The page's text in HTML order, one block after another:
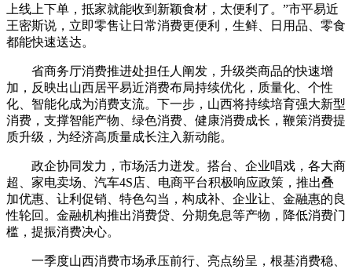
上线上下单，抵家就能收到新颖食材，太便利了。”市平易近
王密斯说，立即零售让日常消费更便利，生鲜、日用品、零食
都能快速送达。
省商务厅消费推进处担任人阐发，升级类商品的快速增
加，反映出山西居平易近消费布局持续优化，质量化、个性
化、智能化成为消费支流。下一步，山西将持续培育强大新型
消费，支撑智能产物、绿色消费、健康消费成长，鞭策消费提
质升级，为经济高质量成长注入新动能。
政企协同发力，市场活力迸发。搭台、企业唱戏，各大商
超、家电卖场、汽车4S店、电商平台积极响应政策，推出叠
加优惠、让利促销、特色勾当，构成补、企业让、金融惠的良
性轮回。金融机构推出消费贷、分期免息等产物，降低消费门
槛，提振消费决心。
一季度山西消费市场承压前行、亮点纷呈，根基消费稳、